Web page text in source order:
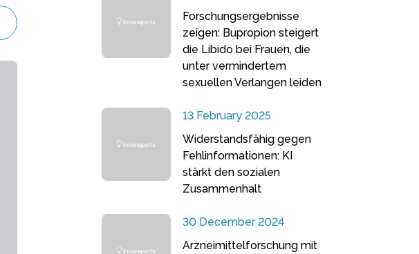
Forschungsergebnisse
zeigen: Bupropion steigert
die Libido bei Frauen, die
unter vermindertem
sexuellen Verlangen leiden
13 February 2025
Widerstandsfähig gegen
Fehlinformationen: KI
stärkt den sozialen
Zusammenhalt
30 December 2024
Arzneimittelforschung mit